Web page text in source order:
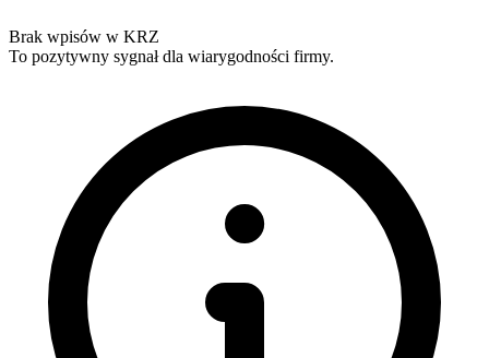
Brak wpisów w KRZ
To pozytywny sygnał dla wiarygodności firmy.